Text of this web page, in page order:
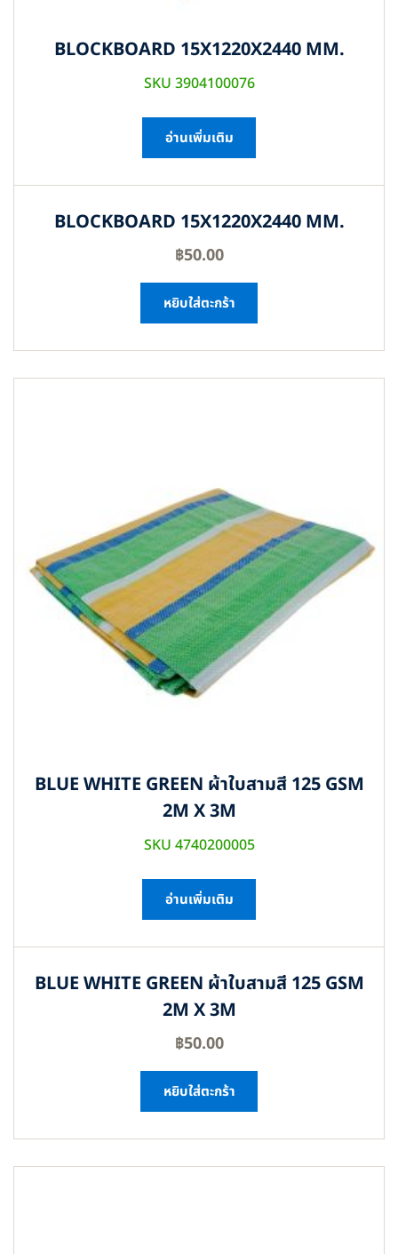
BLOCKBOARD 15X1220X2440 MM.
SKU 3904100076
อ่านเพิ่มเติม
BLOCKBOARD 15X1220X2440 MM.
฿50.00
หยิบใส่ตะกร้า
BLUE WHITE GREEN ผ้าใบสามสี 125 GSM
2M X 3M
SKU 4740200005
อ่านเพิ่มเติม
BLUE WHITE GREEN ผ้าใบสามสี 125 GSM
2M X 3M
฿50.00
หยิบใส่ตะกร้า